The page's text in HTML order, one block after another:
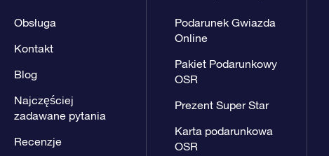
Obsługa
Kontakt
Blog
Najczęściej
zadawane pytania
Recenzje
Podarunek Gwiazda
Online
Pakiet Podarunkowy
OSR
Prezent Super Star
Karta podarunkowa
OSR